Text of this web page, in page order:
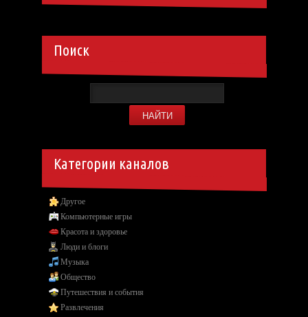
Поиск
Категории каналов
Другое
Компьютерные игры
Красота и здоровье
Люди и блоги
Музыка
Общество
Путешествия и события
Развлечения